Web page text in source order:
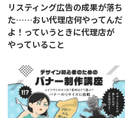
リスティング広告の成果が落ち
た……おい代理店何やってんだ
よ！っていうときに代理店が
やっていること